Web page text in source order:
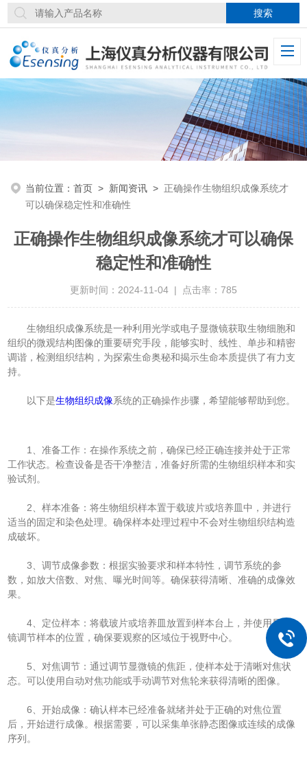
当前位置：首页 > 新闻资讯 > 正确操作生物组织成像系统才
可以确保稳定性和准确性
正确操作生物组织成像系统才可以确保
稳定性和准确性
更新时间：2024-11-04 | 点击率：785
生物组织成像系统是一种利用光学或电子显微镜获取生物细胞和
组织的微观结构图像的重要研究手段，能够实时、线性、单步和精密
调谐，检测组织结构，为探索生命奥秘和揭示生命本质提供了有力支
持。
以下是生物组织成像系统的正确操作步骤，希望能够帮助到您。
1、准备工作：在操作系统之前，确保已经正确连接并处于正常
工作状态。检查设备是否干净整洁，准备好所需的生物组织样本和实
验试剂。
2、样本准备：将生物组织样本置于载玻片或培养皿中，并进行
适当的固定和染色处理。确保样本处理过程中不会对生物组织结构造
成破坏。
3、调节成像参数：根据实验要求和样本特性，调节系统的参
数，如放大倍数、对焦、曝光时间等。确保获得清晰、准确的成像效
果。
4、定位样本：将载玻片或培养皿放置到样本台上，并使用显微
镜调节样本的位置，确保要观察的区域位于视野中心。
5、对焦调节：通过调节显微镜的焦距，使样本处于清晰对焦状
态。可以使用自动对焦功能或手动调节对焦轮来获得清晰的图像。
6、开始成像：确认样本已经准备就绪并处于正确的对焦位置
后，开始进行成像。根据需要，可以采集单张静态图像或连续的成像
序列。